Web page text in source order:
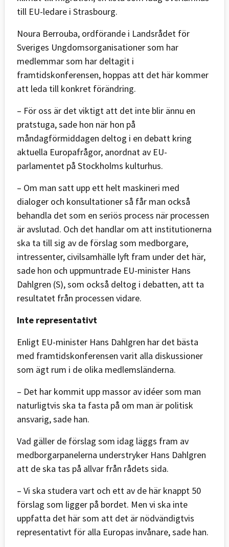
till EU-ledare i Strasbourg.
Noura Berrouba, ordförande i Landsrådet för
Sveriges Ungdomsorganisationer som har
medlemmar som har deltagit i
framtidskonferensen, hoppas att det här kommer
att leda till konkret förändring.
– För oss är det viktigt att det inte blir ännu en
pratstuga, sade hon när hon på
måndagförmiddagen deltog i en debatt kring
aktuella Europafrågor, anordnat av EU-
parlamentet på Stockholms kulturhus.
– Om man satt upp ett helt maskineri med
dialoger och konsultationer så får man också
behandla det som en seriös process när processen
är avslutad. Och det handlar om att institutionerna
ska ta till sig av de förslag som medborgare,
intressenter, civilsamhälle lyft fram under det här,
sade hon och uppmuntrade EU-minister Hans
Dahlgren (S), som också deltog i debatten, att ta
resultatet från processen vidare.
Inte representativt
Enligt EU-minister Hans Dahlgren har det bästa
med framtidskonferensen varit alla diskussioner
som ägt rum i de olika medlemsländerna.
– Det har kommit upp massor av idéer som man
naturligtvis ska ta fasta på om man är politisk
ansvarig, sade han.
Vad gäller de förslag som idag läggs fram av
medborgarpanelerna understryker Hans Dahlgren
att de ska tas på allvar från rådets sida.
– Vi ska studera vart och ett av de här knappt 50
förslag som ligger på bordet. Men vi ska inte
uppfatta det här som att det är nödvändigtvis
representativt för alla Europas invånare, sade han.